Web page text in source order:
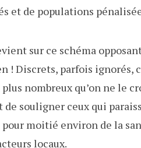
et de populations
sur ce schéma
Discrets, parfois ignorés,
nombreux qu’on ne le
de souligner ceux qui
moitié environ de la
locaux.